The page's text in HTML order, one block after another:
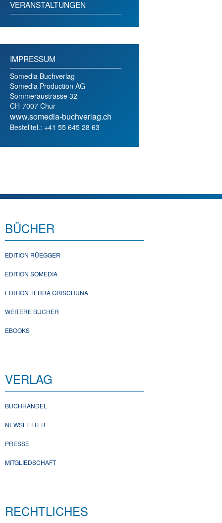
VERANSTALTUNGEN
IMPRESSUM
Somedia Buchverlag
Somedia Production AG
Sommeraustrasse 32
CH-7007 Chur
www.somedia-buchverlag.ch
Bestelltel.: +41 55 645 28 63
BÜCHER
EDITION RÜEGGER
EDITION SOMEDIA
EDITION TERRA GRISCHUNA
WEITERE BÜCHER
EBOOKS
VERLAG
BUCHHANDEL
NEWSLETTER
PRESSE
MITGLIEDSCHAFT
RECHTLICHES